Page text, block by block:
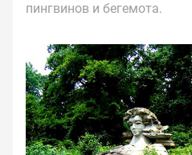
пингвинов и бегемота.